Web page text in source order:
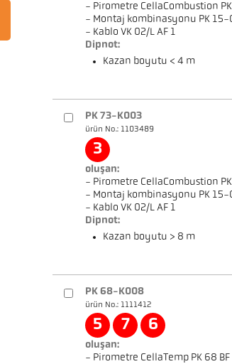
- Pirometre CellaCombustion PK
- Montaj kombinasyonu PK 15-
- Kablo VK 02/L AF 1
Dipnot:
Kazan boyutu < 4 m
PK 73-K003
ürün No.: 1103489
3
oluşan:
- Pirometre CellaCombustion PK
- Montaj kombinasyonu PK 15-
- Kablo VK 02/L AF 1
Dipnot:
Kazan boyutu > 8 m
PK 68-K008
ürün No.: 1111412
5 7 6
oluşan:
- Pirometre CellaTemp PK 68 BF